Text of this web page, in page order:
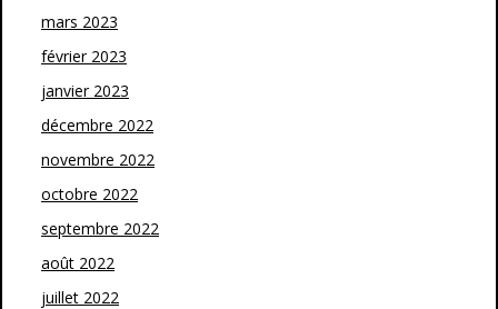
mars 2023
février 2023
janvier 2023
décembre 2022
novembre 2022
octobre 2022
septembre 2022
août 2022
juillet 2022